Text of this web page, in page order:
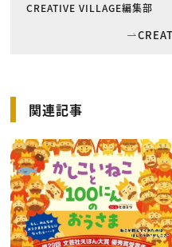
CREATIVE VILLAGE編集部
関連記事